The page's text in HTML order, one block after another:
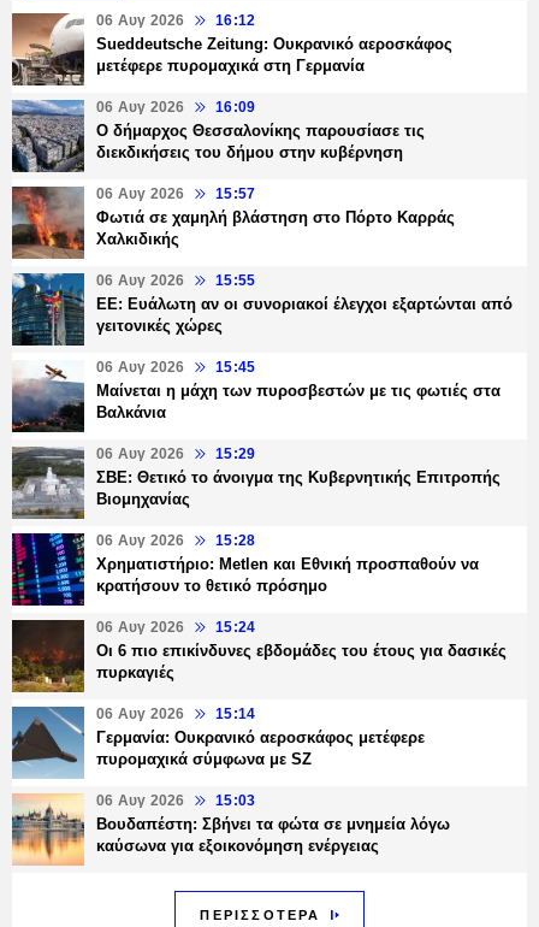
06 Αυγ 2026 16:12
Sueddeutsche Zeitung: Ουκρανικό αεροσκάφος
μετέφερε πυρομαχικά στη Γερμανία
06 Αυγ 2026 16:09
Ο δήμαρχος Θεσσαλονίκης παρουσίασε τις
διεκδικήσεις του δήμου στην κυβέρνηση
06 Αυγ 2026 15:57
Φωτιά σε χαμηλή βλάστηση στο Πόρτο Καρράς
Χαλκιδικής
06 Αυγ 2026 15:55
ΕΕ: Ευάλωτη αν οι συνοριακοί έλεγχοι εξαρτώνται από
γειτονικές χώρες
06 Αυγ 2026 15:45
Μαίνεται η μάχη των πυροσβεστών με τις φωτιές στα
Βαλκάνια
06 Αυγ 2026 15:29
ΣΒΕ: Θετικό το άνοιγμα της Κυβερνητικής Επιτροπής
Βιομηχανίας
06 Αυγ 2026 15:28
Χρηματιστήριο: Metlen και Εθνική προσπαθούν να
κρατήσουν το θετικό πρόσημο
06 Αυγ 2026 15:24
Οι 6 πιο επικίνδυνες εβδομάδες του έτους για δασικές
πυρκαγιές
06 Αυγ 2026 15:14
Γερμανία: Ουκρανικό αεροσκάφος μετέφερε
πυρομαχικά σύμφωνα με SZ
06 Αυγ 2026 15:03
Βουδαπέστη: Σβήνει τα φώτα σε μνημεία λόγω
καύσωνα για εξοικονόμηση ενέργειας
ΠΕΡΙΣΣΟΤΕΡΑ